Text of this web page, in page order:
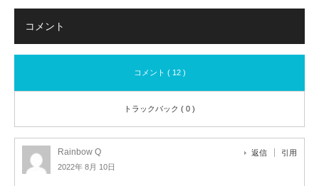
コメント
コメント ( 12 )
トラックバック ( 0 )
Rainbow Q
2022年 8月 10日
返信 引用